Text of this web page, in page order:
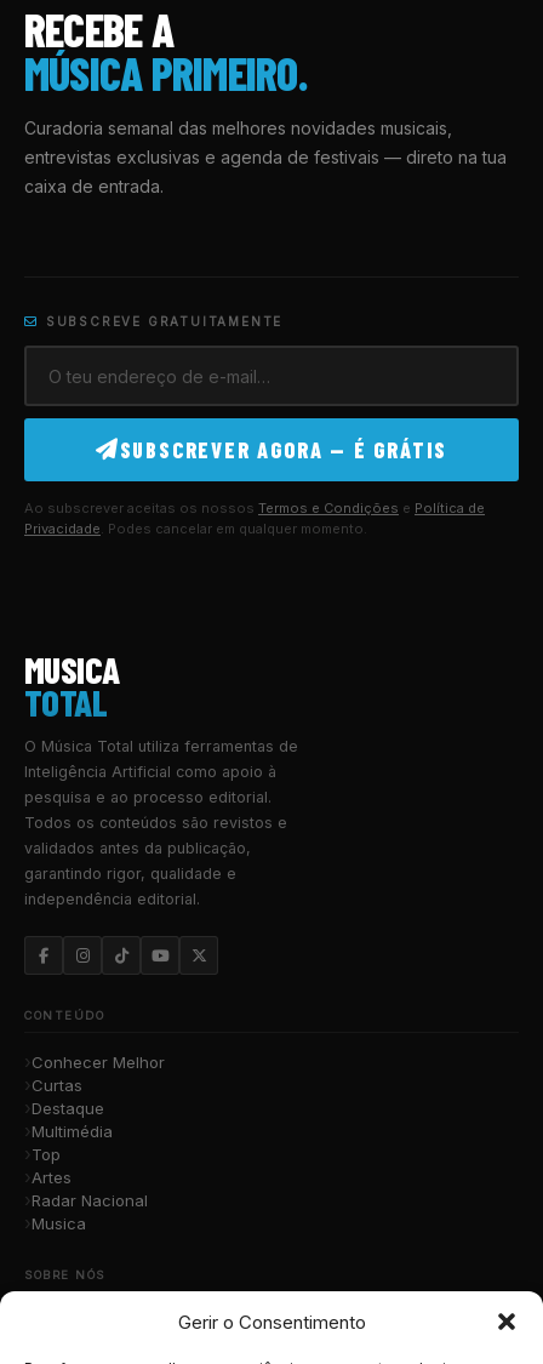
Gerir o Consentimento
RECEBE A
MÚSICA PRIMEIRO.
Curadoria semanal das melhores novidades musicais,
entrevistas exclusivas e agenda de festivais — direto na tua
caixa de entrada.
SUBSCREVE GRATUITAMENTE
SUBSCREVER AGORA — É GRÁTIS
Ao subscrever aceitas os nossos Termos e Condições e Política de
Privacidade. Podes cancelar em qualquer momento.
MUSICA
TOTAL
O Música Total utiliza ferramentas de
Inteligência Artificial como apoio à
pesquisa e ao processo editorial.
Todos os conteúdos são revistos e
validados antes da publicação,
garantindo rigor, qualidade e
independência editorial.
CONTEÚDO
Conhecer Melhor
Curtas
Destaque
Multimédia
Top
Artes
Radar Nacional
Musica
SOBRE NÓS